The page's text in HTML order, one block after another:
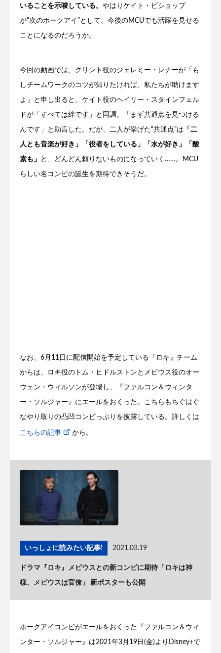
いることを示唆している。 やはりケイト・ビショップ
が“次のホークアイ”として、今後のMCUでも活躍を見せる
ことになるのだろうか。
今回の動画では、クリント役のジェレミー・レナーが「も
しチームワークのコツが知りたければ、私たちが助けます
よ」と申し出ると、ケイト役のヘイリー・スタインフェル
ドが「すべては絆です」と同調。「まず共通点を見つける
んです」と助言した。だが、二人が挙げた“共通点”は 「二
人とも音楽が好き」「役者をしている」「水が好き」「酸
素も」 と、どんどん頼りないものになっていく……。MCU
らしい名コンビの誕生を期待できそうだ。
なお、6月11日に配信開始を予定している『ロキ』チーム
からは、ロキ役のトム・ヒドルストンとメビウス役のオー
ウェン・ウィルソンが登場し、『ファルコン＆ウィンタ
ー・ソルジャー』にエールをおくった。こちらもちぐはぐ
なやり取りの凸凹コンビっぷりを披露している。詳しくは
こちらの記事 から。
いっしょに読みたい記事! 2021.03.19
ドラマ『ロキ』メビウスとの新コンビに期待「ロキは神
様、メビウスは官僚」 新ポスターも公開
ホークアイコンビがエールをおくった『ファルコン＆ウィ
ンター・ソルジャー』は2021年3月19日(金)よりDisney+で